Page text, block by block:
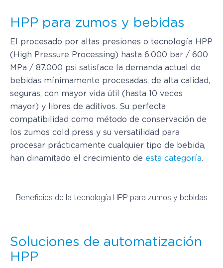
HPP para zumos y bebidas
El procesado por altas presiones o tecnología HPP
(High Pressure Processing) hasta 6.000 bar / 600
MPa / 87.000 psi satisface la demanda actual de
bebidas mínimamente procesadas, de alta calidad,
seguras, con mayor vida útil (hasta 10 veces
mayor) y libres de aditivos. Su perfecta
compatibilidad como método de conservación de
los zumos cold press y su versatilidad para
procesar prácticamente cualquier tipo de bebida,
han dinamitado el crecimiento de esta categoría.
Beneficios de la tecnología HPP para zumos y bebidas
Soluciones de automatización
HPP